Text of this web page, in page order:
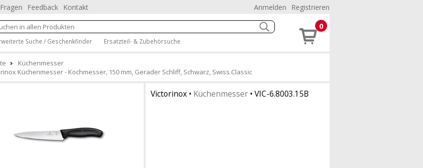
Feedback Kontakt Anmelden Registrieren
Suche / Geschenkfinder Ersatzteil- & Zubehörsuche
0
Küchenmesser
Küchenmesser - Kochmesser, 150 mm, Gerader Schliff, Schwarz, Swiss Classic
Victorinox• Küchenmesser• VIC-6.8003.15B